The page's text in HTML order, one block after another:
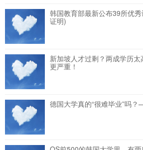
韩国教育部最新公布39所优
证明)
新加坡人才过剩？两成学历
更严重！
德国大学真的“很难毕业”吗